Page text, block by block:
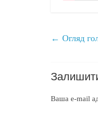
← Огляд
Ваша e-mail